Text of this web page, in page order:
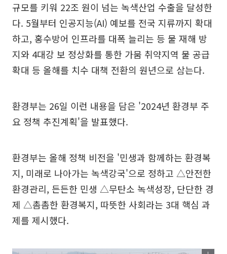
규모를 키워 22조 원이 넘는 녹색산업 수출을 달성한
다. 5월부터 인공지능(AI) 예보를 전국 지류까지 확대
하고, 홍수방어 인프라를 대폭 늘리는 등 물 재해 방
지와 4대강 보 정상화를 통한 가뭄 취약지역 물 공급
확대 등 올해를 치수 대책 전환의 원년으로 삼는다.
환경부는 26일 이런 내용을 담은 '2024년 환경부 주
요 정책 추진계획'을 발표했다.
환경부는 올해 정책 비전을 '민생과 함께하는 환경복
지, 미래로 나아가는 녹색강국'으로 정하고 △안전한
환경관리, 든든한 민생 △무탄소 녹색성장, 단단한 경
제 △촘촘한 환경복지, 따뜻한 사회라는 3대 핵심 과
제를 제시했다.